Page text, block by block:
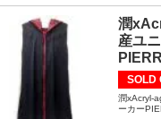
潤
産ユ
SOLD
潤xAcryl-
ーカー